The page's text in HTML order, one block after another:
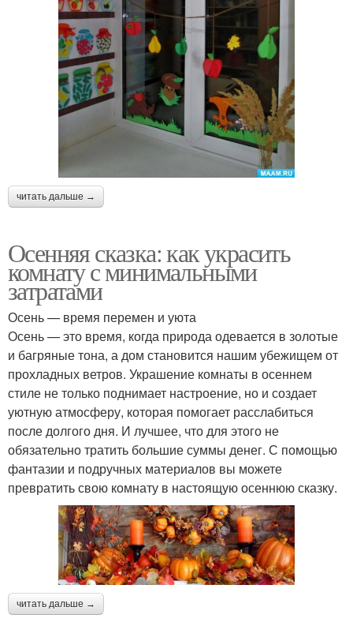
читать дальше →
Осенняя сказка: как украсить
комнату с минимальными
затратами
Осень — время перемен и уюта
Осень — это время, когда природа одевается в золотые
и багряные тона, а дом становится нашим убежищем от
прохладных ветров. Украшение комнаты в осеннем
стиле не только поднимает настроение, но и создает
уютную атмосферу, которая помогает расслабиться
после долгого дня. И лучшее, что для этого не
обязательно тратить большие суммы денег. С помощью
фантазии и подручных материалов вы можете
превратить свою комнату в настоящую осеннюю сказку.
читать дальше →